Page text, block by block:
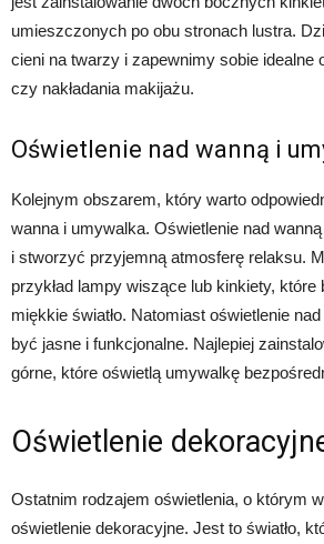
umieszczonych po obu stronach lustra.
cieni na twarzy i zapewnimy sobie idealne
czy nakładania makijażu.
Oświetlenie nad wanną i
Kolejnym obszarem, który warto
wanna i umywalka. Oświetlenie nad
i stworzyć przyjemną atmosferę relaksu.
przykład lampy wiszące lub kinkiety, które
miękkie światło. Natomiast oświetlenie
być jasne i funkcjonalne. Najlepiej
górne, które oświetlą umywalkę
Oświetlenie
Ostatnim rodzajem oświetlenia, o którym
oświetlenie dekoracyjne. Jest to światło,